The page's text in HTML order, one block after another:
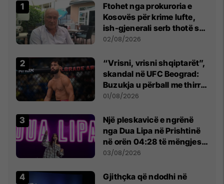
Ftohet nga prokuroria e
Kosovës për krime lufte,
ish-gjenerali serb thotë se
dikush e tradhtoi në
02/08/2026
“Vrisni, vrisni shqiptarët”,
skandal në UFC Beograd:
Buzukja u përball me thirrje
anti-shqiptare nga
01/08/2026
Një pleskavicë e ngrënë
nga Dua Lipa në Prishtinë
në orën 04:28 të mëngjesit
- dhe bota digjitale serbe
03/08/2026
Gjithçka që ndodhi në